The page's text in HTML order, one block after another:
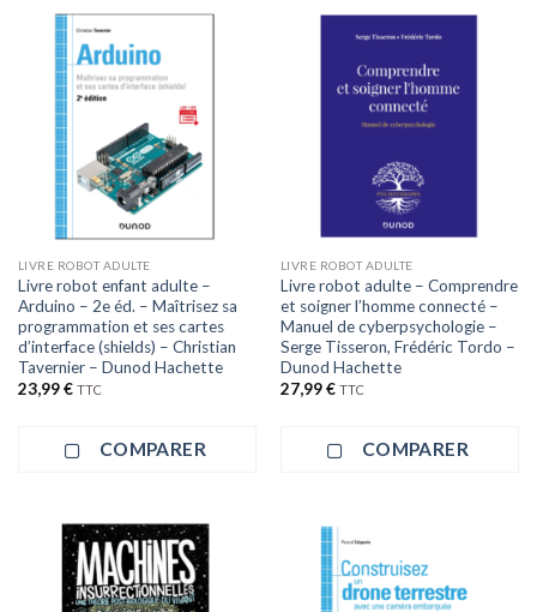
LIVRE ROBOT ADULTE
Livre robot enfant adulte –
Arduino – 2e éd. – Maîtrisez sa
programmation et ses cartes
d’interface (shields) – Christian
Tavernier – Dunod Hachette
23,99€ TTC
COMPARER
LIVRE ROBOT ADULTE
Livre robot adulte – Comprendre
et soigner l’homme connecté –
Manuel de cyberpsychologie –
Serge Tisseron, Frédéric Tordo –
Dunod Hachette
27,99€ TTC
COMPARER